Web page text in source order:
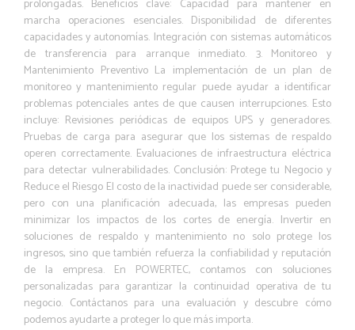
prolongadas. Beneficios clave: Capacidad para mantener en
marcha operaciones esenciales. Disponibilidad de diferentes
capacidades y autonomías. Integración con sistemas automáticos
de transferencia para arranque inmediato. 3. Monitoreo y
Mantenimiento Preventivo La implementación de un plan de
monitoreo y mantenimiento regular puede ayudar a identificar
problemas potenciales antes de que causen interrupciones. Esto
incluye: Revisiones periódicas de equipos UPS y generadores.
Pruebas de carga para asegurar que los sistemas de respaldo
operen correctamente. Evaluaciones de infraestructura eléctrica
para detectar vulnerabilidades. Conclusión: Protege tu Negocio y
Reduce el Riesgo El costo de la inactividad puede ser considerable,
pero con una planificación adecuada, las empresas pueden
minimizar los impactos de los cortes de energía. Invertir en
soluciones de respaldo y mantenimiento no solo protege los
ingresos, sino que también refuerza la confiabilidad y reputación
de la empresa. En POWERTEC, contamos con soluciones
personalizadas para garantizar la continuidad operativa de tu
negocio. Contáctanos para una evaluación y descubre cómo
podemos ayudarte a proteger lo que más importa.